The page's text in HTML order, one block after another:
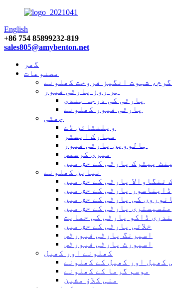
English
+86 754 85899232-819
sales805@amybenton.net
گھر
مصنوعات
شہوت انگیز فروخت کھلونے
ہر روز پارٹی فیور
پارٹی کی درجہ بندی
پارٹی فیور کھلونے
چھٹی
ویلنٹائن ڈے
مبارک ایسٹر
ہالووین پارٹی فیور
میری کرسمس
پیٹرک پارٹی کے حق میں
نیاپن کھلونے
تنگاوالا پارٹی کے حق میں
ڈایناسور پارٹی کے حق میں
کی پارٹی کے حق میں
متسیستری پارٹی کے حق میں
ڈاکو پارٹی کی حمایت
خلائی پارٹی کے حق میں
اسپرنگ پارٹی فیورٹس
اسپورٹ پارٹی فیورٹس
کھلونے اور کھیل
کھیل اور کھیل کے کھلونے
موسم گرما کے کھلونے
منی کلاؤ مشین